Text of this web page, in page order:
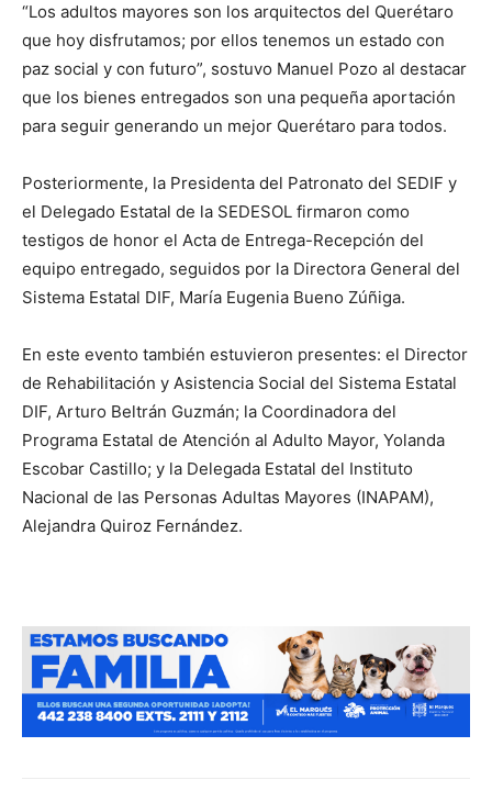
“Los adultos mayores son los arquitectos del Querétaro
que hoy disfrutamos; por ellos tenemos un estado con
paz social y con futuro”, sostuvo Manuel Pozo al destacar
que los bienes entregados son una pequeña aportación
para seguir generando un mejor Querétaro para todos.
Posteriormente, la Presidenta del Patronato del SEDIF y
el Delegado Estatal de la SEDESOL firmaron como
testigos de honor el Acta de Entrega-Recepción del
equipo entregado, seguidos por la Directora General del
Sistema Estatal DIF, María Eugenia Bueno Zúñiga.
En este evento también estuvieron presentes: el Director
de Rehabilitación y Asistencia Social del Sistema Estatal
DIF, Arturo Beltrán Guzmán; la Coordinadora del
Programa Estatal de Atención al Adulto Mayor, Yolanda
Escobar Castillo; y la Delegada Estatal del Instituto
Nacional de las Personas Adultas Mayores (INAPAM),
Alejandra Quiroz Fernández.